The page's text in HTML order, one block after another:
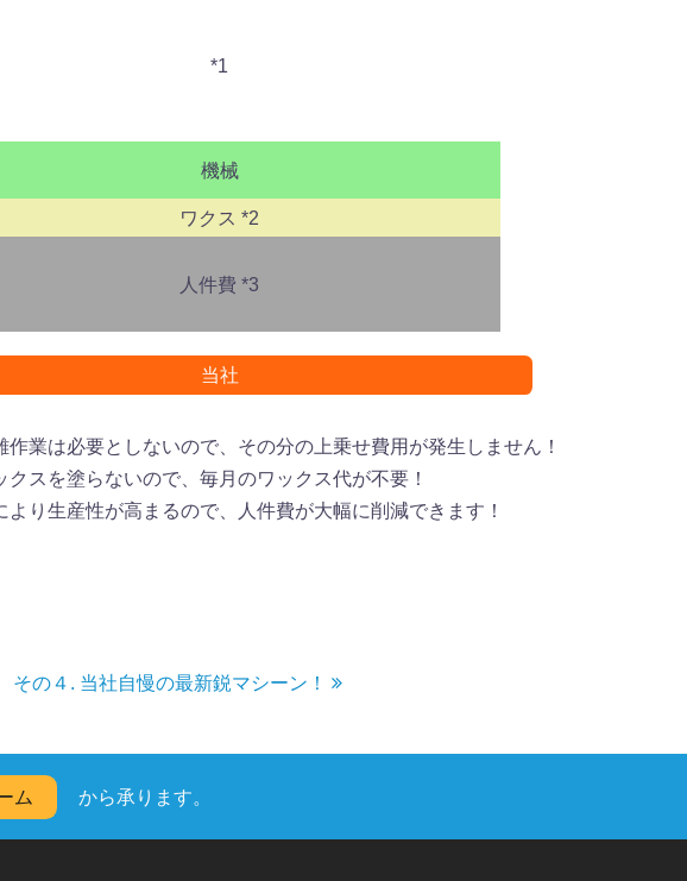
*1
機械
ワクス *2
人件費 *3
当社
作業は必要としないので、その分の上乗せ費用が発生しません！
クスを塗らないので、毎月のワックス代が不要！
より生産性が高まるので、人件費が大幅に削減できます！
その４. 当社自慢の最新鋭マシーン！
ム から承ります。